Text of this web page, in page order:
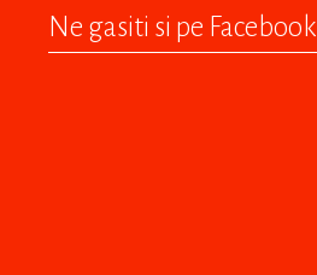
Ne gasiti si pe Facebook